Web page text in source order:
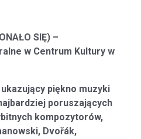
SIĘ) –
w Centrum Kultury w
piękno muzyki
poruszających
kompozytorów,
Dvořák,